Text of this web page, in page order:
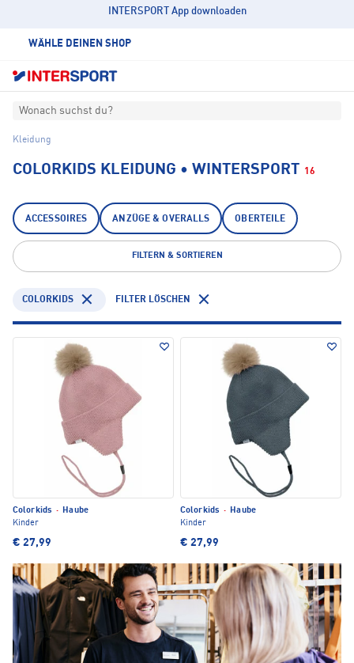
INTERSPORT App downloaden
WÄHLE DEINEN SHOP
Wonach suchst du?
Kleidung
COLORKIDS KLEIDUNG • WINTERSPORT 16
ACCESSOIRES ANZÜGE & OVERALLS OBERTEILE
FILTERN & SORTIEREN
COLORKIDS FILTER LÖSCHEN
Colorkids ·
Haube
Kinder
€ 27,99
Colorkids ·
Haube
Kinder
€ 27,99